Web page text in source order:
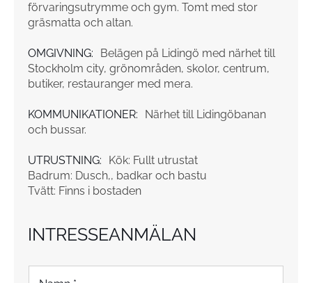
förvaringsutrymme och gym. Tomt med stor
gräsmatta och altan.
OMGIVNING:
Belägen på Lidingö med närhet till
Stockholm city, grönområden, skolor, centrum,
butiker, restauranger med mera.
KOMMUNIKATIONER:
Närhet till Lidingöbanan
och bussar.
UTRUSTNING:
Kök: Fullt utrustat
Badrum: Dusch,, badkar och bastu
Tvätt: Finns i bostaden
INTRESSEANMÄLAN